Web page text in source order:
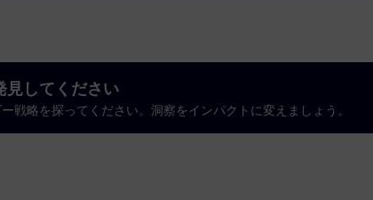
見してください
戦略を探ってください。洞察をインパクトに変えましょう。